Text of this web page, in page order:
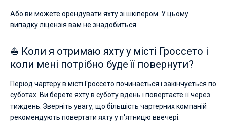
Або ви можете орендувати яхту зі шкіпером. У цьому
випадку ліцензія вам не знадобиться.
⛵ Коли я отримаю яхту у місті Гроссето і
коли мені потрібно буде її повернути?
Період чартеру в місті Гроссето починається і закінчується по
суботах. Ви берете яхту в суботу вдень і повертаєте її через
тиждень. Зверніть увагу, що більшість чартерних компаній
рекомендують повертати яхту у п'ятницю ввечері.